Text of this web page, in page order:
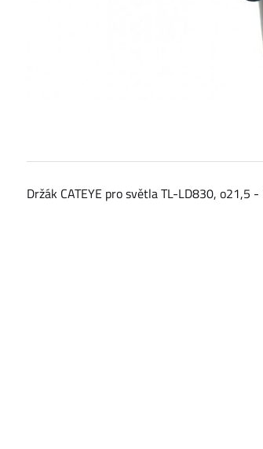
Držák CATEYE pro světla TL-LD830, o21,5